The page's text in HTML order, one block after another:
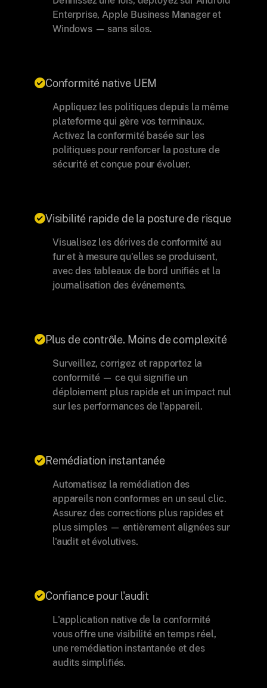
Enterprise, Apple Business Manager et
Windows — sans silos.
Conformité native UEM
Appliquez les politiques depuis la même
plateforme qui gère vos terminaux.
Activez la conformité basée sur les
politiques pour renforcer la posture de
sécurité et conçue pour évoluer.
Visibilité rapide de la posture de risque
Visualisez les dérives de conformité au
fur et à mesure qu'elles se produisent,
avec des tableaux de bord unifiés et la
journalisation des événements.
Plus de contrôle. Moins de complexité
Surveillez, corrigez et rapportez la
conformité — ce qui signifie un
déploiement plus rapide et un impact nul
sur les performances de l'appareil.
Remédiation instantanée
Automatisez la remédiation des
appareils non conformes en un seul clic.
Assurez des corrections plus rapides et
plus simples — entièrement alignées sur
l'audit et évolutives.
Confiance pour l'audit
L'application native de la conformité
vous offre une visibilité en temps réel,
une remédiation instantanée et des
audits simplifiés.